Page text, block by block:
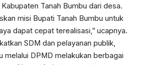
Tanah Bumbu dari desa.
misi Bupati Tanah Bumbu untuk
dapat cepat terealisasi,” ucapnya.
SDM dan pelayanan publik,
melalui DPMD melakukan berbagai